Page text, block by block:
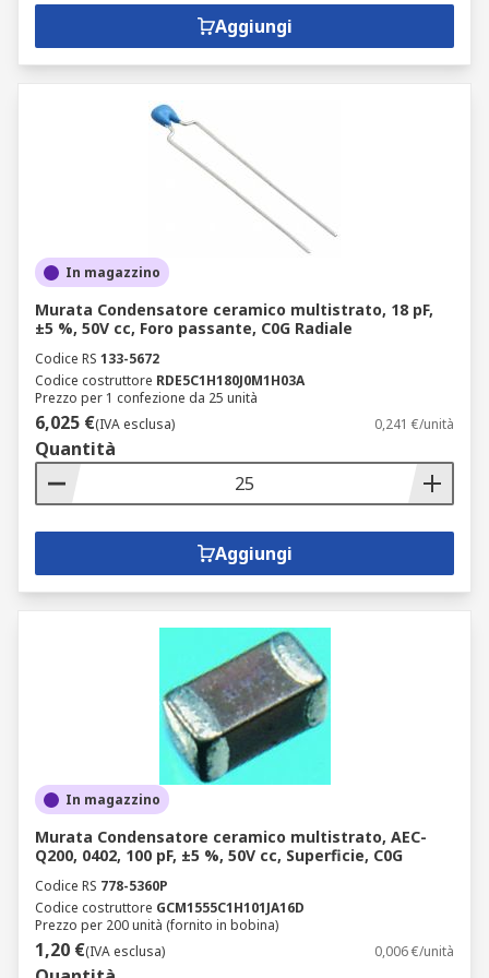
Aggiungi
In magazzino
Murata Condensatore ceramico multistrato, 18 pF,
±5 %, 50V cc, Foro passante, C0G Radiale
Codice RS 133-5672
Codice costruttore RDE5C1H180J0M1H03A
Prezzo per 1 confezione da 25 unità
6,025 €(IVA esclusa) 0,241 €/unità
Quantità
Aggiungi
In magazzino
Murata Condensatore ceramico multistrato, AEC-
Q200, 0402, 100 pF, ±5 %, 50V cc, Superficie, C0G
Codice RS 778-5360P
Codice costruttore GCM1555C1H101JA16D
Prezzo per 200 unità (fornito in bobina)
1,20 €(IVA esclusa) 0,006 €/unità